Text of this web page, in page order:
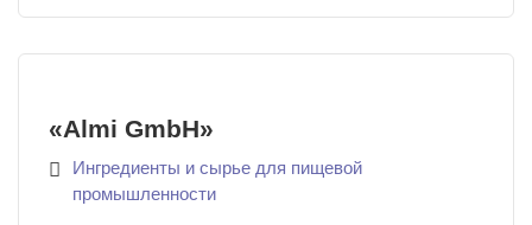
«Almi GmbH»
Ингредиенты и сырье для пищевой
промышленности